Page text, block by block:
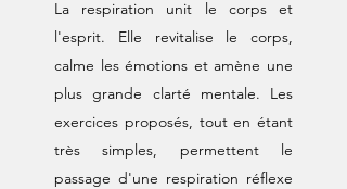
La respiration unit le corps et
l'esprit. Elle revitalise le corps,
calme les émotions et amène une
plus grande clarté mentale. Les
exercices proposés, tout en étant
très simples, permettent le
passage d'une respiration réflexe